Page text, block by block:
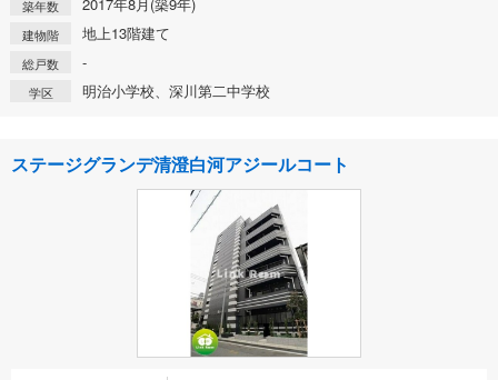
築年数
建物階 地上13階建て
総戸数 -
学区 明治小学校、深川第二中学校
ステージグランデ清澄白河アジールコート